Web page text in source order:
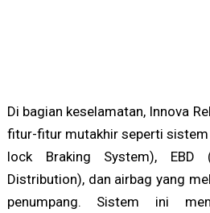
Di bagian keselamatan, Innova
fitur-fitur mutakhir seperti sistem
lock Braking System), EBD
Distribution), dan airbag yang
penumpang. Sistem ini